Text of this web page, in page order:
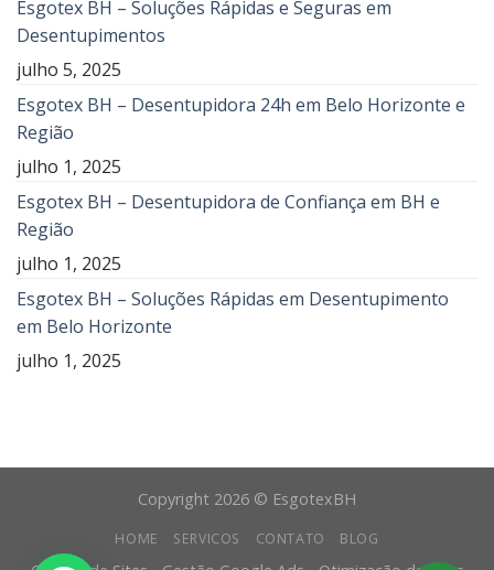
Esgotex BH – Soluções Rápidas e Seguras em
Desentupimentos
julho 5, 2025
Esgotex BH – Desentupidora 24h em Belo Horizonte e
Região
julho 1, 2025
Esgotex BH – Desentupidora de Confiança em BH e
Região
julho 1, 2025
Esgotex BH – Soluções Rápidas em Desentupimento
em Belo Horizonte
julho 1, 2025
Copyright 2026 © EsgotexBH
HOME SERVICOS CONTATO BLOG